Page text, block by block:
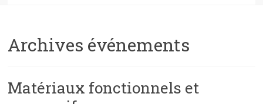
les
les
Archives événements
Matériaux fonctionnels et